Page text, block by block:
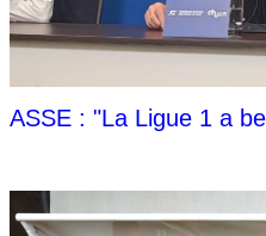
ASSE : "La Ligue 1 a